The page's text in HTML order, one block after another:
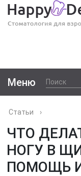
Меню
Статьи ›
ЧТО
НОГУ В
ПОМОЩЬ